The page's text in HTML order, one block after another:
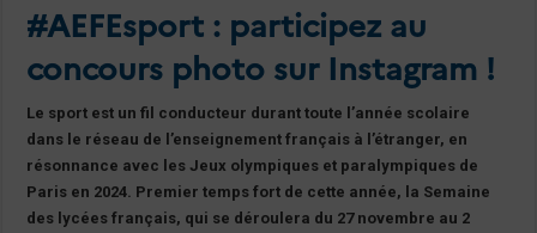
#AEFEsport : participez au
concours photo sur Instagram !
Le sport est un fil conducteur durant toute l’année scolaire
dans le réseau de l’enseignement français à l’étranger, en
résonnance avec les Jeux olympiques et paralympiques de
Paris en 2024. Premier temps fort de cette année, la Semaine
des lycées français, qui se déroulera du 27 novembre au 2